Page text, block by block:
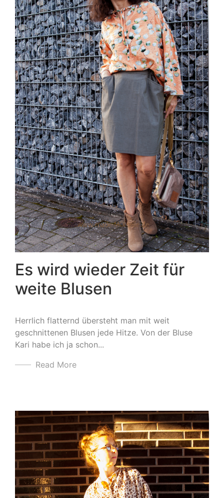
Es wird wieder Zeit für
weite Blusen
Herrlich flatternd übersteht man mit weit
geschnittenen Blusen jede Hitze. Von der Bluse
Kari habe ich ja schon...
Read More